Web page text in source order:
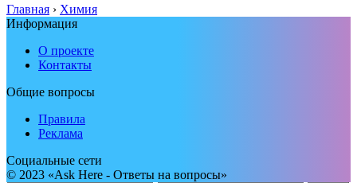
Главная › Химия
Информация
О проекте
Контакты
Общие вопросы
Правила
Реклама
Социальные сети
© 2023 «Ask Here - Ответы на вопросы»